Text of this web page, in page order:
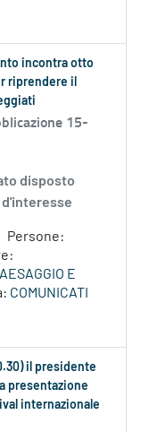
incontra otto
riprendere il
15-
disposto
d'interesse
Persone:
E
COMUNICATI
il presidente
presentazione
internazionale